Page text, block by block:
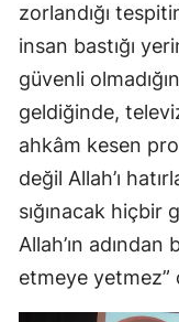
zorlandığı
insan bastığı
güvenli
geldiğinde,
ahkâm kesen
değil Allah’ı
sığınacak hiçbir
Allah’ın
etmeye yetmez”